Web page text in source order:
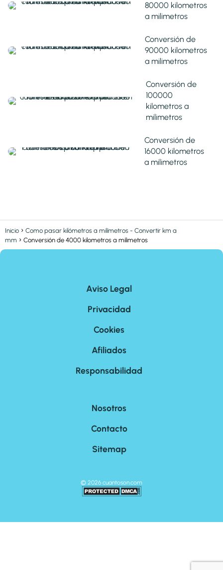
80000 kilometros
a milimetros
Conversión de
90000 kilometros
a milimetros
Conversión de
100000
kilometros a
milimetros
Conversión de
16000 kilometros
a milimetros
Inicio
Como pasar kilómetros a milímetros - Convertir km a
mm
Conversión de 4000 kilometros a milimetros
Aviso Legal
Privacidad
Cookies
Afiliados
Responsabilidad
Nosotros
Contacto
Sitemap
© 2026 cuantoson.com